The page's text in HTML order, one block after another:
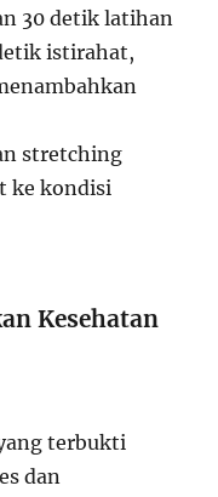
30 detik latihan
istirahat,
stretching
ke kondisi
Kesehatan
terbukti
dan